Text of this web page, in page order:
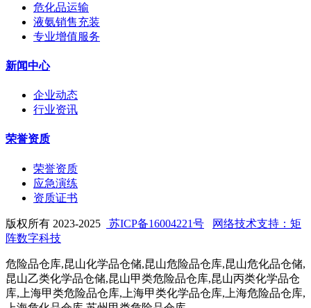
危化品运输
液氨销售充装
专业增值服务
新闻中心
企业动态
行业资讯
荣誉资质
荣誉资质
应急演练
资质证书
版权所有 2023-2025 苏ICP备16004221号
网络技术支持：矩
阵数字科技
危险品仓库,昆山化学品仓储,昆山危险品仓库,昆山危化品仓储,
昆山乙类化学品仓储,昆山甲类危险品仓库,昆山丙类化学品仓
库,上海甲类危险品仓库,上海甲类化学品仓库,上海危险品仓库,